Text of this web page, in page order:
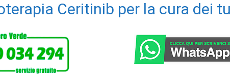
Ceritinib per la cura dei